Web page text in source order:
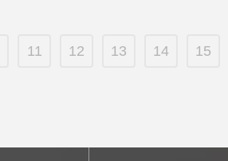
11 12 13 14 15